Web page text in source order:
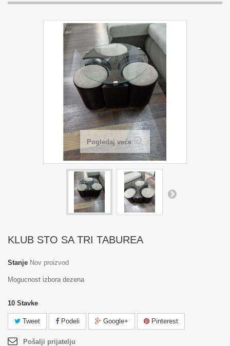
Pogledaj veće
KLUB STO SA TRI TABUREA
Stanje Nov proizvod
Mogucnost izbora dezena
10 Stavke
Tweet Podeli Google+ Pinterest
Pošalji prijatelju